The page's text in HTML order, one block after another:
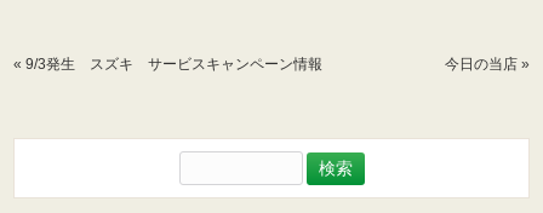
«9/3発生 スズキ サービスキャンペーン情報 今日の当店»
索: